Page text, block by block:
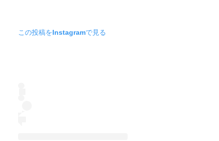
この投稿をInstagramで見る